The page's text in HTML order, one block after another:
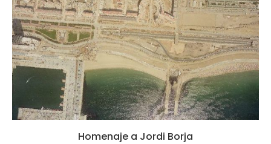
Homenaje a Jordi Borja